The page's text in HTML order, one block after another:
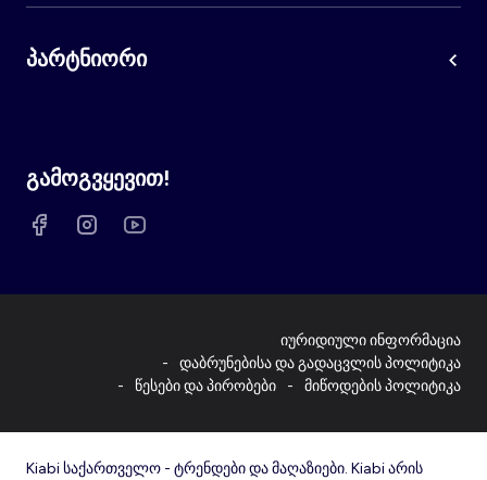
პარტნიორი
გამოგვყევით!
იურიდიული ინფორმაცია
დაბრუნებისა და გადაცვლის პოლიტიკა
წესები და პირობები
მიწოდების პოლიტიკა
Kiabi საქართველო - ტრენდები და მაღაზიები. Kiabi არის